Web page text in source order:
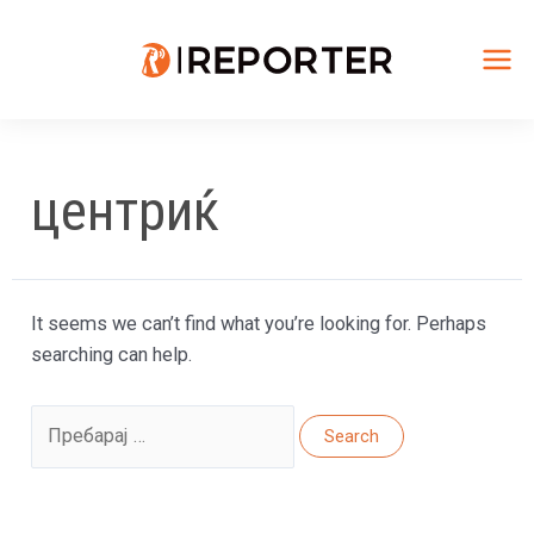
центриќ
It seems we can’t find what you’re looking for. Perhaps
searching can help.